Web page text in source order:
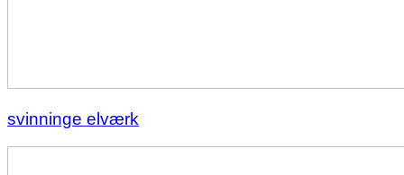
svinninge elværk